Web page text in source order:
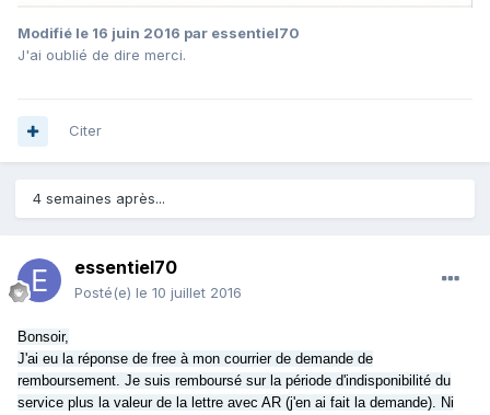
Modifié le 16 juin 2016 par essentiel70
J'ai oublié de dire merci.
Citer
4 semaines après...
essentiel70
Posté(e) le 10 juillet 2016
Bonsoir,
J'ai eu la réponse de free à mon courrier de demande de
remboursement. Je suis remboursé sur la période d'indisponibilité du
service plus la valeur de la lettre avec AR (j'en ai fait la demande). Ni